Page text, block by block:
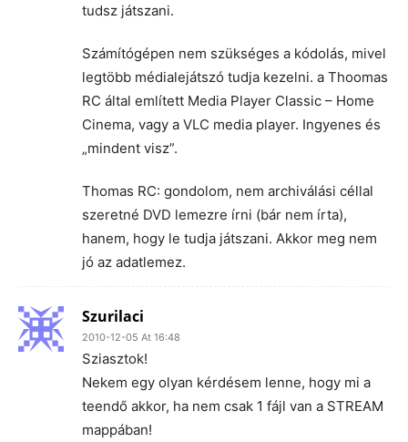
tudsz játszani.
Számítógépen nem szükséges a kódolás, mivel
legtöbb médialejátszó tudja kezelni. a Thoomas
RC által említett Media Player Classic – Home
Cinema, vagy a VLC media player. Ingyenes és
„mindent visz”.
Thomas RC: gondolom, nem archiválási céllal
szeretné DVD lemezre írni (bár nem írta),
hanem, hogy le tudja játszani. Akkor meg nem
jó az adatlemez.
Szurilaci
2010-12-05 At 16:48
Sziasztok!
Nekem egy olyan kérdésem lenne, hogy mi a
teendő akkor, ha nem csak 1 fájl van a STREAM
mappában!